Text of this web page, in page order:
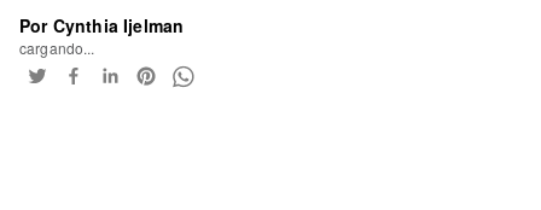
Por Cynthia Ijelman
cargando...